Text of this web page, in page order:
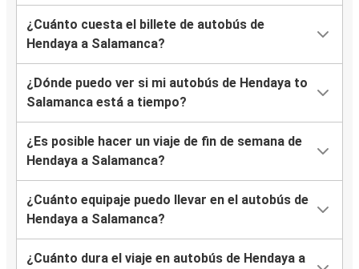
¿Cuánto cuesta el billete de autobús de
Hendaya a Salamanca?
¿Dónde puedo ver si mi autobús de Hendaya to
Salamanca está a tiempo?
¿Es posible hacer un viaje de fin de semana de
Hendaya a Salamanca?
¿Cuánto equipaje puedo llevar en el autobús de
Hendaya a Salamanca?
¿Cuánto dura el viaje en autobús de Hendaya a